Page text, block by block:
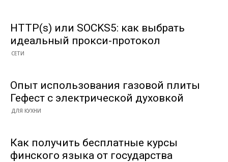
HTTP(s) или SOCKS5: как выбрать
идеальный прокси-протокол
СЕТИ
Опыт использования газовой плиты
Гефест с электрической духовкой
ДЛЯ КУХНИ
Как получить бесплатные курсы
финского языка от государства